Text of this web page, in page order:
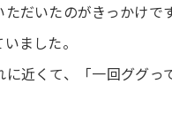
だいたのがきっかけで
ました。
近くて、「一回ググ